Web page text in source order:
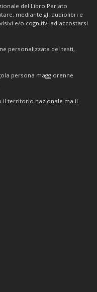
del Libro Parlato
mediante gli audiolibri e
e/o cognitivi ad accostarsi
personalizzata dei testi,
persona maggiorenne
il territorio nazionale ma il